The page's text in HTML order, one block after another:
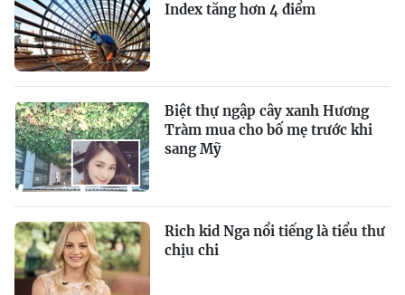
Index tăng hơn 4 điểm
Biệt thự ngập cây xanh Hương
Tràm mua cho bố mẹ trước khi
sang Mỹ
Rich kid Nga nổi tiếng là tiểu thư
chịu chi